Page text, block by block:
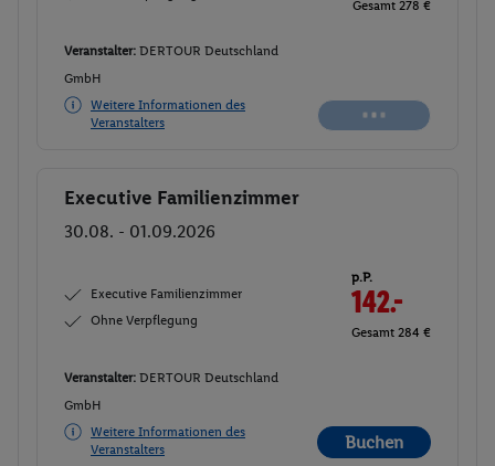
Gesamt 278 €
Veranstalter: DERTOUR Deutschland
GmbH
Weitere Informationen des
Veranstalters
Buchen
Executive Familienzimmer
30.08. - 01.09.2026
Executive Familienzimmer
Ohne Verpflegung
p.P.
142.-
Gesamt 284 €
Veranstalter: DERTOUR Deutschland
GmbH
Weitere Informationen des
Veranstalters
Buchen